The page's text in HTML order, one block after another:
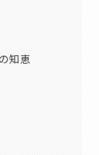
知恵